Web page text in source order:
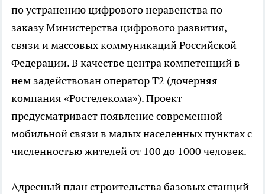
по устранению цифрового неравенства по
заказу Министерства цифрового развития,
связи и массовых коммуникаций Российской
Федерации. В качестве центра компетенций в
нем задействован оператор Т2 (дочерняя
компания «Ростелекома»). Проект
предусматривает появление современной
мобильной связи в малых населенных пунктах с
численностью жителей от 100 до 1000 человек.
Адресный план строительства базовых станций